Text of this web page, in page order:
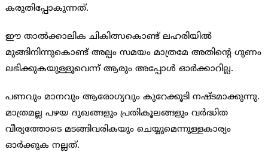
കരുതിപ്പോകുന്നത്.
ഈ താല്‍ക്കാലിക ചികിത്സകൊണ്ട് ലഹരിയില്‍
മുങ്ങിനിന്നുകൊണ്ട് അല്പം സമയം മാത്രമേ അതിന്റെ ഗുണം
ലഭിക്കുകയുള്ളൂവെന്ന് ആരും അപ്പോള്‍ ഓര്‍ക്കാറില്ല.
പണവും മാനവും ആരോഗ്യവും കുറേക്കൂടി നഷ്ടമാക്കുന്നു.
മാത്രമല്ല പഴയ ദുഖങ്ങളും പ്രതികൂലങ്ങളും വര്‍ദ്ധിത
വീര്യത്തോടെ മടങ്ങിവരികയും ചെയ്യുമെന്നുള്ളകാര്യം
ഓര്‍ക്കുക നല്ലത്.